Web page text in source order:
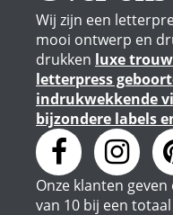
Wij zijn een
mooi ontwerp en
drukken luxe
letterpress
indrukwekkende
bijzondere labels
Onze klanten geven
van 10 bij een